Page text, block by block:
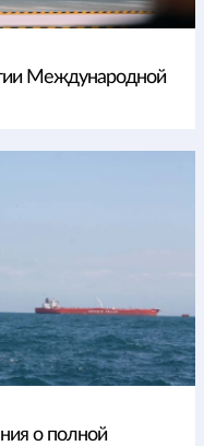
Международной
о полной